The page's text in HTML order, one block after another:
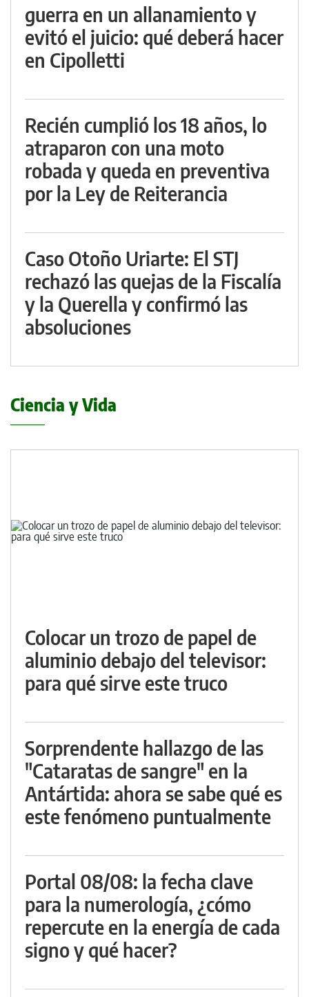
guerra en un allanamiento y
evitó el juicio: qué deberá hacer
en Cipolletti
Recién cumplió los 18 años, lo
atraparon con una moto
robada y queda en preventiva
por la Ley de Reiterancia
Caso Otoño Uriarte: El STJ
rechazó las quejas de la Fiscalía
y la Querella y confirmó las
absoluciones
Ciencia y Vida
Colocar un trozo de papel de
aluminio debajo del televisor:
para qué sirve este truco
Sorprendente hallazgo de las
"Cataratas de sangre" en la
Antártida: ahora se sabe qué es
este fenómeno puntualmente
Portal 08/08: la fecha clave
para la numerología, ¿cómo
repercute en la energía de cada
signo y qué hacer?